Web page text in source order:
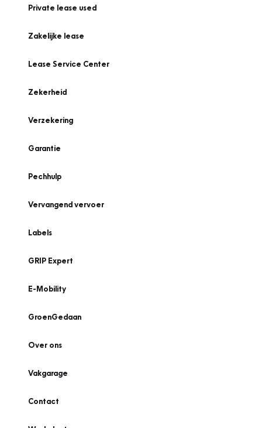
Private lease used
Zakelijke lease
Lease Service Center
Zekerheid
Verzekering
Garantie
Pechhulp
Vervangend vervoer
Labels
GRIP Expert
E-Mobility
GroenGedaan
Over ons
Vakgarage
Contact